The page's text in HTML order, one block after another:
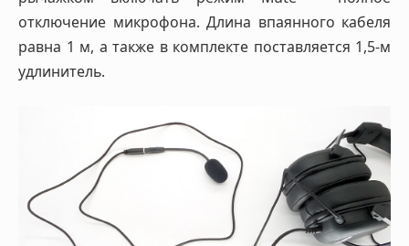
отключение микрофона. Длина впаянного кабеля
равна 1 м, а также в комплекте поставляется 1,5-м
удлинитель.